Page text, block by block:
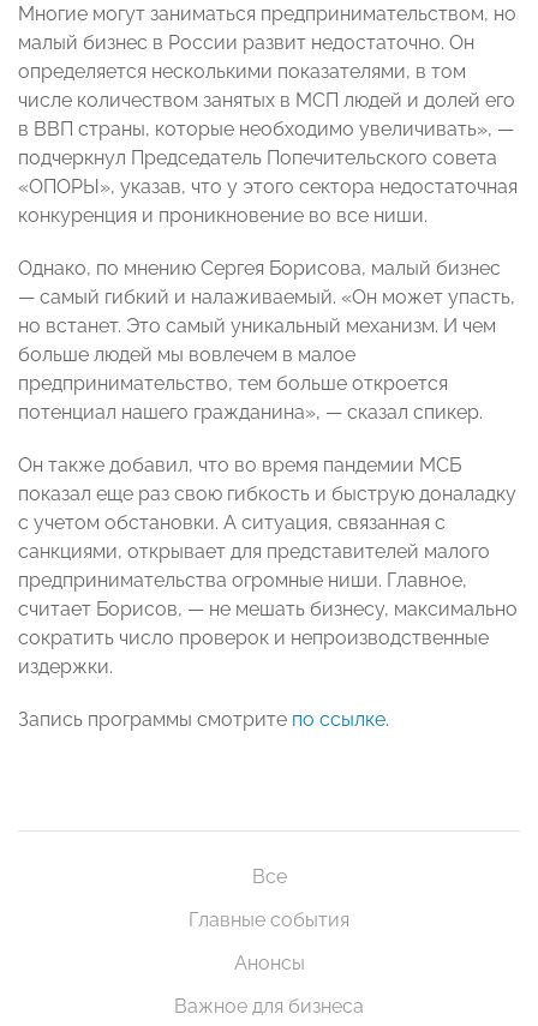
Многие могут заниматься предпринимательством, но
малый бизнес в России развит недостаточно. Он
определяется несколькими показателями, в том
числе количеством занятых в МСП людей и долей его
в ВВП страны, которые необходимо увеличивать», —
подчеркнул Председатель Попечительского совета
«ОПОРЫ», указав, что у этого сектора недостаточная
конкуренция и проникновение во все ниши.
Однако, по мнению Сергея Борисова, малый бизнес
— самый гибкий и налаживаемый. «Он может упасть,
но встанет. Это самый уникальный механизм. И чем
больше людей мы вовлечем в малое
предпринимательство, тем больше откроется
потенциал нашего гражданина», — сказал спикер.
Он также добавил, что во время пандемии МСБ
показал еще раз свою гибкость и быструю доналадку
с учетом обстановки. А ситуация, связанная с
санкциями, открывает для представителей малого
предпринимательства огромные ниши. Главное,
считает Борисов, — не мешать бизнесу, максимально
сократить число проверок и непроизводственные
издержки.
Запись программы смотрите по ссылке.
Все
Главные события
Анонсы
Важное для бизнеса